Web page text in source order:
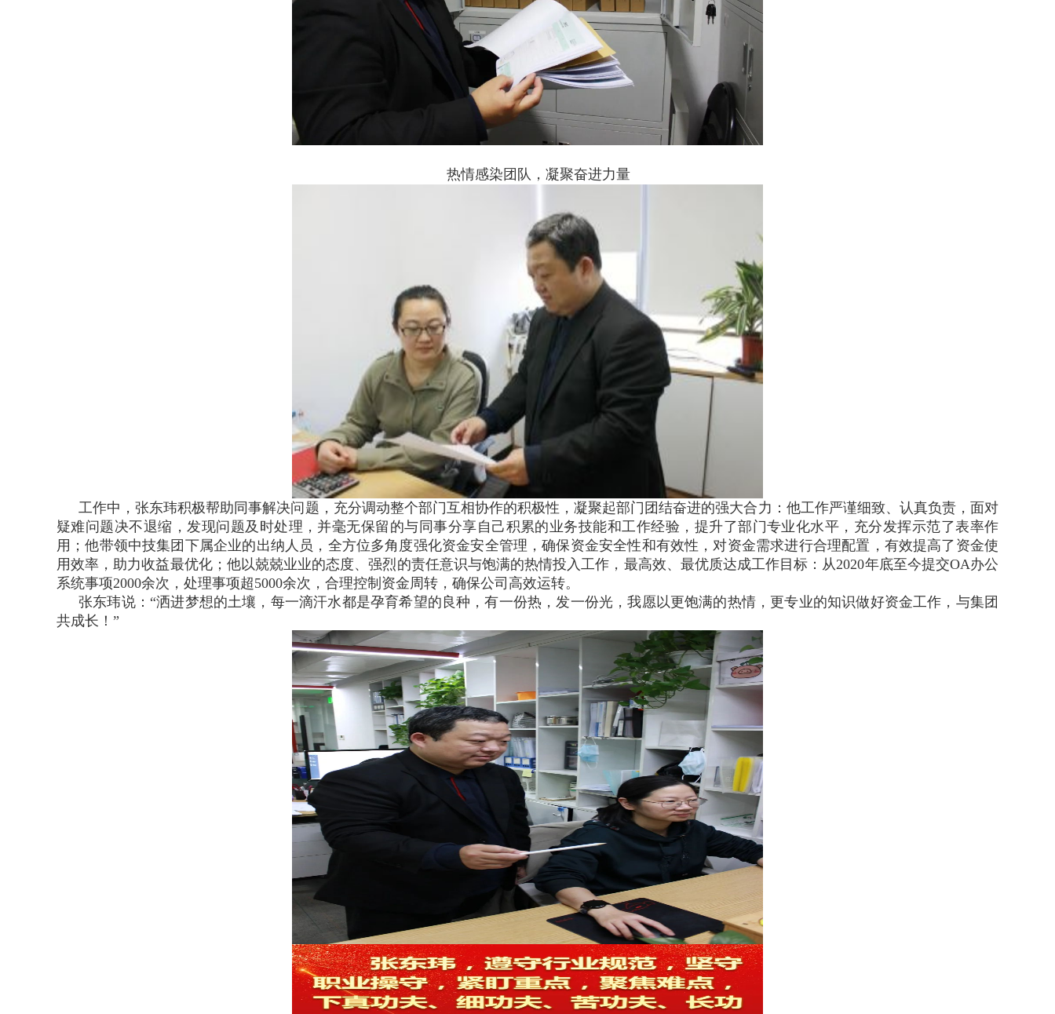
热情感染团队，凝聚奋进力量
工作中，张东玮积极帮助同事解决问题，充分调动整个部门互相协作的积极性，凝聚起部门团结奋进的强大合力：他工作严谨细致、认真负责，面对
疑难问题决不退缩，发现问题及时处理，并毫无保留的与同事分享自己积累的业务技能和工作经验，提升了部门专业化水平，充分发挥示范了表率作
用；他带领中技集团下属企业的出纳人员，全方位多角度强化资金安全管理，确保资金安全性和有效性，对资金需求进行合理配置，有效提高了资金使
用效率，助力收益最优化；他以兢兢业业的态度、强烈的责任意识与饱满的热情投入工作，最高效、最优质达成工作目标：从2020年底至今提交OA办公
系统事项2000余次，处理事项超5000余次，合理控制资金周转，确保公司高效运转。
张东玮说：“洒进梦想的土壤，每一滴汗水都是孕育希望的良种，有一份热，发一份光，我愿以更饱满的热情，更专业的知识做好资金工作，与集团
共成长！”